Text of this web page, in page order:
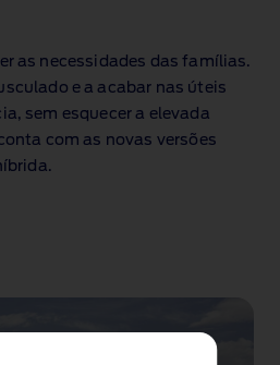
as necessidades das famílias.
e a acabar nas úteis
sem esquecer a elevada
com as novas versões